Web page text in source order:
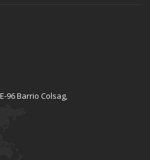
96 Barrio Colsag,